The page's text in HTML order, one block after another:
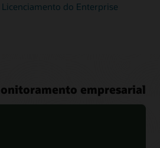
do Enterprise
empresarial